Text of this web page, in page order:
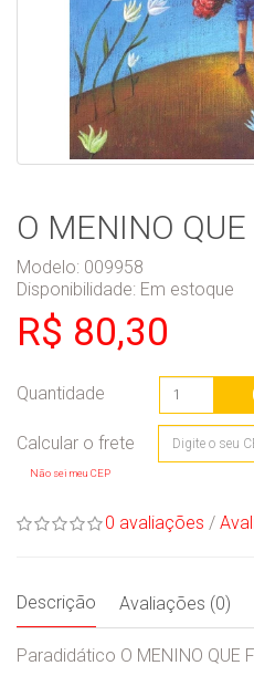
O MENINO
Modelo: 009958
Disponibilidade: Em estoque
R$ 80,30
Quantidade
Não sei meu CEP
0 avaliações /
Descrição Avaliações (0)
Paradidático O MENINO QUE